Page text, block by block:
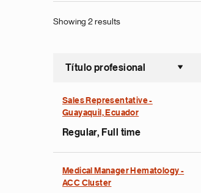
Showing 2 results
Título profesional
Sales Representative -
Guayaquil, Ecuador
Regular, Full time
Medical Manager Hematology -
ACC Cluster